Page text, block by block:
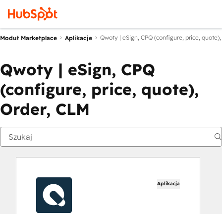
Moduł Marketplace Aplikacje Qwoty | eSign, CPQ (configure, price, quote),
Qwoty | eSign, CPQ
(configure, price, quote),
Order, CLM
Aplikacja